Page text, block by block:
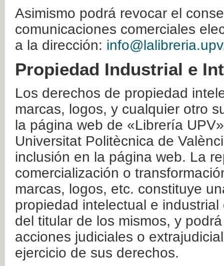
Asimismo podrá revocar el
comunicaciones comerciales
a la dirección:
Propiedad Industrial e
Los derechos de propiedad
marcas, logos, y cualquier otro
la página web de «Librería
Universitat Politècnica de
inclusión en la página web. La
comercialización o
marcas, logos, etc. constituye
propiedad intelectual e
del titular de los mismos, y
acciones judiciales o
ejercicio de sus derechos.